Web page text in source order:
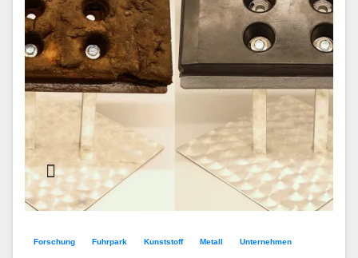
Forschung Fuhrpark Kunststoff Metall Unternehmen